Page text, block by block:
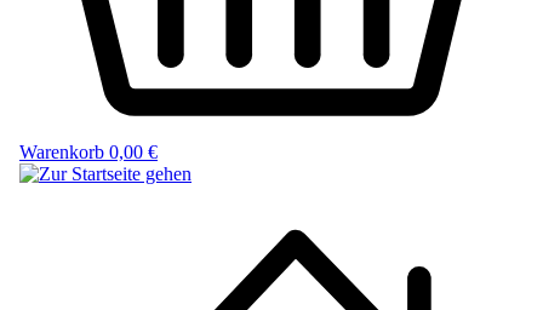
Warenkorb 0,00 €